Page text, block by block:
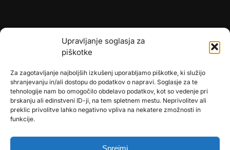
Upravljanje soglasja za
piškotke
Za zagotavljanje najboljših izkušenj uporabljamo piškotke, ki služijo
shranjevanju in/ali dostopu do podatkov o napravi. Soglasje za te
tehnologije nam bo omogočilo obdelavo podatkov, kot so vedenje pri
brskanju ali edinstveni ID-ji, na tem spletnem mestu. Neprivolitev ali
preklic privolitve lahko negativno vpliva na nekatere zmožnosti in
funkcije.
Sprejmi
🎄umetne-jelke.si
🇩🇪bonsai-kunstblumen.de